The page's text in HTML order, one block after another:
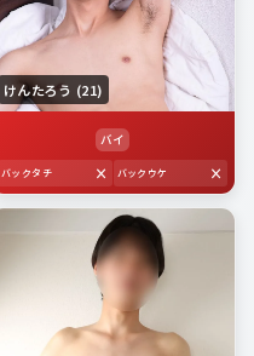
けんたろう (21)
バイ
バックタチ × バックウケ ×